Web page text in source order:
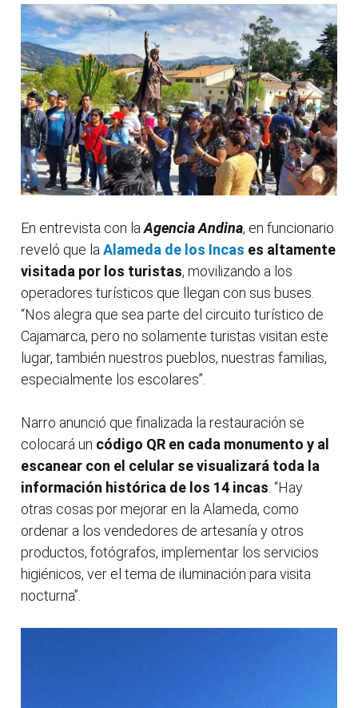
En entrevista con laAgencia Andina, en funcionario
reveló que laAlameda de los Incas es altamente
visitada por los turistas, movilizando a los
operadores turísticos que llegan con sus buses.
“Nos alegra que sea parte del circuito turístico de
Cajamarca, pero no solamente turistas visitan este
lugar, también nuestros pueblos, nuestras familias,
especialmente los escolares”.
Narro anunció que finalizada la restauración se
colocará un código QR en cada monumento y al
escanear con el celular se visualizará toda la
información histórica de los 14 incas. “Hay
otras cosas por mejorar en la Alameda, como
ordenar a los vendedores de artesanía y otros
productos, fotógrafos, implementar los servicios
higiénicos, ver el tema de iluminación para visita
nocturna”.